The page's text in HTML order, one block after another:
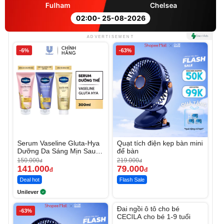
02:00- 25-08-2026
Fulham Chelsea
ADVERTISEMENT
-6%
Serum Vaseline Gluta-Hya
Dưỡng Da Sáng Mịn Sau 7
Ngày
150.000đ
141.000đ
Deal hot
Unilever
-63%
Quạt tích điện kẹp bàn mini
để bàn
219.000đ
79.000đ
Flash Sale
-63%
Đai ngồi ô tô cho bé
CECILA cho bé 1-9 tuổi